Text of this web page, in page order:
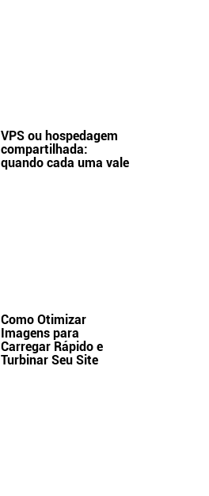
VPS ou hospedagem
compartilhada:
quando cada uma vale
Como Otimizar
Imagens para
Carregar Rápido e
Turbinar Seu Site